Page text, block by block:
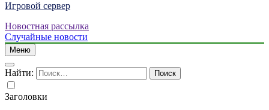
Игровой сервер
Новостная рассылка
Случайные новости
Меню
Найти:
Заголовки